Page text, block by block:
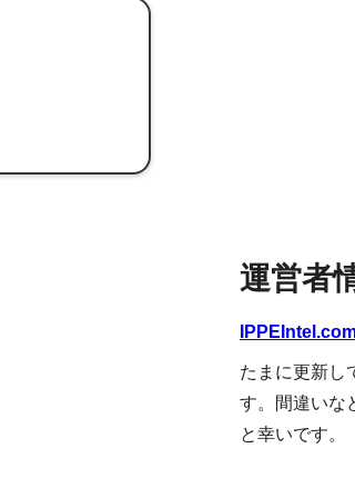
運営者
たまに更新し
す。間違いな
と幸いです。